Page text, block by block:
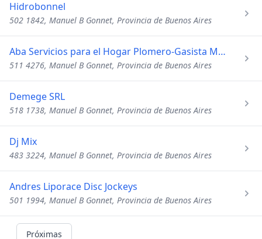
Hidrobonnel
502 1842, Manuel B Gonnet, Provincia de Buenos Aires
Aba Servicios para el Hogar Plomero-Gasista Matriculado
511 4276, Manuel B Gonnet, Provincia de Buenos Aires
Demege SRL
518 1738, Manuel B Gonnet, Provincia de Buenos Aires
Dj Mix
483 3224, Manuel B Gonnet, Provincia de Buenos Aires
Andres Liporace Disc Jockeys
501 1994, Manuel B Gonnet, Provincia de Buenos Aires
Próximas